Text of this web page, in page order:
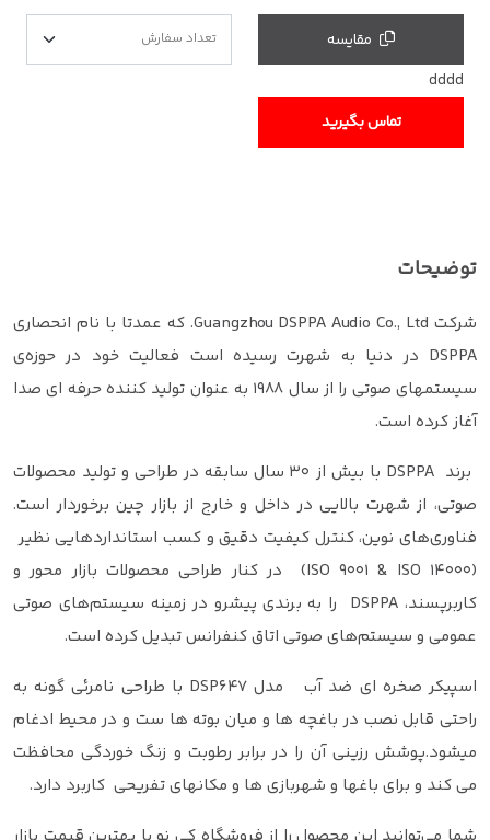
مقایسه
dddd
تماس بگیرید
توضیحات
شرکت Guangzhou DSPPA Audio Co., Ltd. که عمدتا با نام انحصاری
DSPPA در دنیا به شهرت رسیده است فعالیت خود در حوزه‌ی
سیستم‎های صوتی را از سال 1988 به عنوان تولید کننده حرفه ای صدا
آغاز کرده است.
برند DSPPA با بیش از 30 سال سابقه در طراحی و تولید محصولات
صوتی، از شهرت بالایی در داخل و خارج از بازار چین برخوردار است.
فناوری‌های نوین، کنترل کیفیت دقیق و کسب استانداردهایی نظیر
(ISO 9001 & ISO 14000) در کنار طراحی محصولات بازار محور و
کاربرپسند، DSPPA را به برندی پیشرو در زمینه سیستم‌های صوتی
عمومی و سیستم‌های صوتی اتاق کنفرانس تبدیل کرده است.
اسپیکر صخره ای ضد آب مدل DSP647 با طراحی نامرئی گونه به
راحتی قابل نصب در باغچه ها و میان بوته ها ست و در محیط ادغام
میشود.پوشش رزینی آن را در برابر رطوبت و زنگ خوردگی محافظت
می کند و برای باغها و شهربازی ها و مکانهای تفریحی کاربرد دارد.